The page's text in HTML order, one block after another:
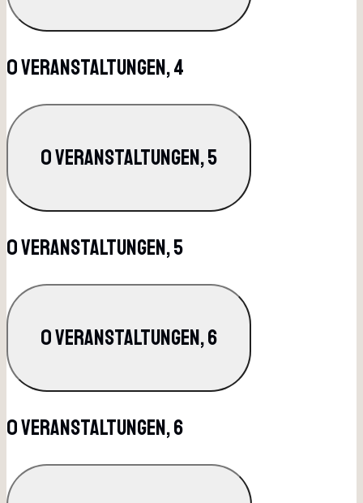
0 Veranstaltungen,4
0 Veranstaltungen,5
0 Veranstaltungen,5
0 Veranstaltungen,6
0 Veranstaltungen,6